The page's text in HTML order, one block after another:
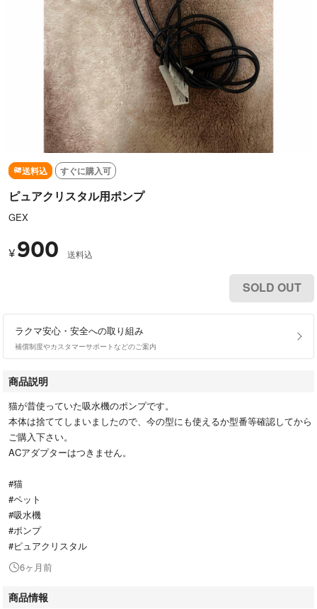
送料込 すぐに購入可
ピュアクリスタル用ポンプ
GEX
¥ 900 送料込
SOLD OUT
ラクマ安心・安全への取り組み
補償制度やカスタマーサポートなどのご案内
商品説明
猫が昔使っていた吸水機のポンプです。
本体は捨ててしまいましたので、今の型にも使えるか型番等確認してから
ご購入下さい。
ACアダプターはつきません。
#猫
#ペット
#吸水機
#ポンプ
#ピュアクリスタル
6ヶ月前
商品情報